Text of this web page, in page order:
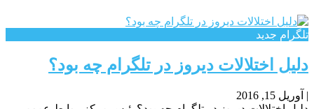
تلگرام جدید
دلیل اختلالات دیروز در تلگرام چه بود؟
| آوریل 15, 2016